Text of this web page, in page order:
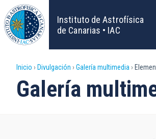
Pasar
al
contenido
principal
Instituto de Astrofísica
de Canarias • IAC
Sobrescribir
enlaces
Inicio Divulgación Galería multimedia
Galería